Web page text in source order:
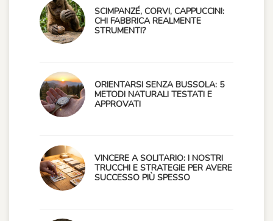
SCIMPANZÉ, CORVI, CAPPUCCINI:
CHI FABBRICA REALMENTE
STRUMENTI?
ORIENTARSI SENZA BUSSOLA: 5
METODI NATURALI TESTATI E
APPROVATI
VINCERE A SOLITARIO: I NOSTRI
TRUCCHI E STRATEGIE PER AVERE
SUCCESSO PIÙ SPESSO